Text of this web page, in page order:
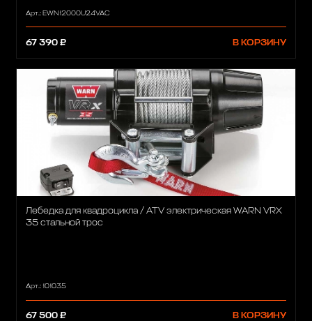
Арт.: EWN12000U24VAC
67 390 ₽ В КОРЗИНУ
Лебедка для квадроцикла / ATV электрическая WARN VRX
35 стальной трос
Арт.: 101035
67 500 ₽ В КОРЗИНУ